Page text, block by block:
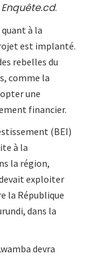
Enquête.cd.
à la
est implanté.
rebelles du
comme la
une
financier.
(BEI)
à la
la région,
exploiter
la République
dans la
devra